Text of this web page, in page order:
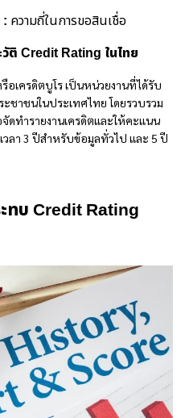
: ความถี่ในการขอสินเชื่อ
ติ Credit Rating ในไทย
เครดิตบูโร เป็นหน่วยงานที่ได้รับ
ชาชนในประเทศไทย โดยรวบรวม
ดทำรายงานเครดิตและให้คะแนน
วลา 3 ปีสำหรับข้อมูลทั่วไป และ 5 ปี
ทบ Credit Rating